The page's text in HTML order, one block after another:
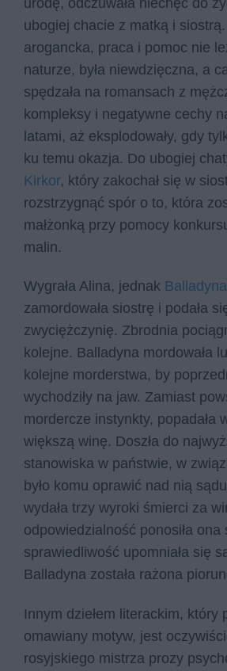
ubogiej chacie z matką i siostrą.
arogancka, praca i pomoc nie
naturze, była niewdzięczna, a
spędzała na romansach z
kompleksy i negatywne cechy
latami, aż eksplodowały, gdy
ku temu okazja. Do ubogiej
Kirkor, który zakochał się w
rozstrzygnąć spór o to, która
małżonką przy pomocy
malin.
Wygrała Alina, jednak Balladyna
zamordowała siostrę i podała
zwyciężczynię. Zbrodnia
kolejne. Balladyna mordowała
kolejne morderstwa, by
wychodziły na jaw. Zamiast
mordercze instynkty, popadała
większą winę. Doszła do
stanowiska w państwie, w
było komu oprawić nad nią
wydała trzy wyroki śmierci za
odpowiedzialność ponosiła ona
sprawiedliwość upomniała się
Balladyna została rażona
Innym dziełem literackim, który
omawiany motyw, jest
rosyjskiego mistrza prozy